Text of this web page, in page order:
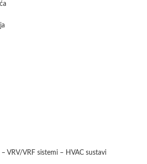
VRV/VRF sistemi – HVAC sustavi